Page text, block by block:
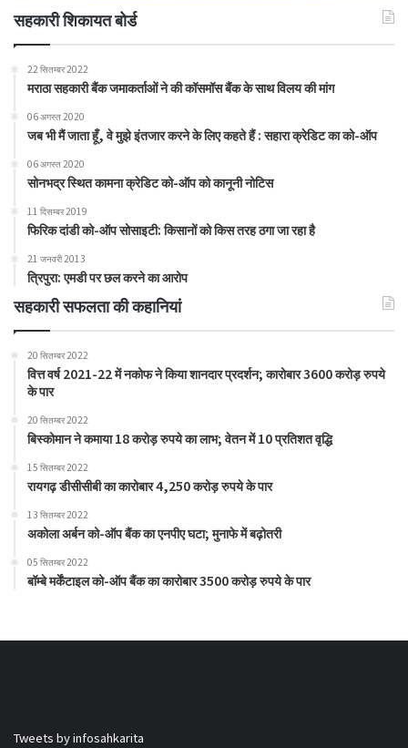
सहकारी शिकायत बोर्ड
22 सितम्बर 2022
मराठा सहकारी बैंक जमाकर्ताओं ने की कॉसमॉस बैंक के साथ विलय की मांग
06 अगस्त 2020
जब भी मैं जाता हूँ, वे मुझे इंतजार करने के लिए कहते हैं : सहारा क्रेडिट का को-ऑप
06 अगस्त 2020
सोनभद्र स्थित कामना क्रेडिट को-ऑप को कानूनी नोटिस
11 दिसम्बर 2019
फिरिक दांडी को-ऑप सोसाइटी: किसानों को किस तरह ठगा जा रहा है
21 जनवरी 2013
त्रिपुरा: एमडी पर छल करने का आरोप
सहकारी सफलता की कहानियां
20 सितम्बर 2022
वित्त वर्ष 2021-22 में नकोफ ने किया शानदार प्रदर्शन; कारोबार 3600 करोड़ रुपये
के पार
20 सितम्बर 2022
बिस्कोमान ने कमाया 18 करोड़ रुपये का लाभ; वेतन में 10 प्रतिशत वृद्धि
15 सितम्बर 2022
रायगढ़ डीसीसीबी का कारोबार 4,250 करोड़ रुपये के पार
13 सितम्बर 2022
अकोला अर्बन को-ऑप बैंक का एनपीए घटा; मुनाफे में बढ़ोतरी
05 सितम्बर 2022
बॉम्बे मर्केंटाइल को-ऑप बैंक का कारोबार 3500 करोड़ रुपये के पार
Tweets by infosahkarita